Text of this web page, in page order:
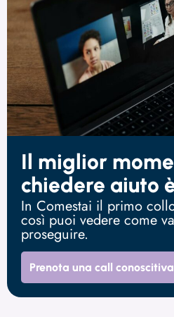
Il miglior
chiedere aiuto
In Comestai il primo
così puoi vedere come
proseguire.
Prenota una call